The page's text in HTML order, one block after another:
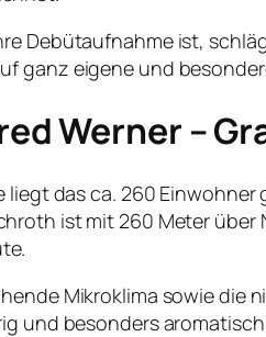
Debütaufnahme ist,
ganz eigene und
Werner –
liegt das ca. 260
ist mit 260 Meter
Mikroklima sowie die
und besonders